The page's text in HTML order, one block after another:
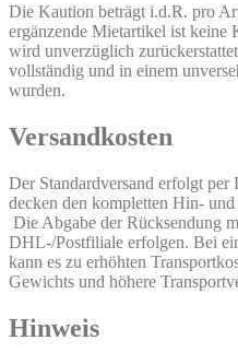
Die Kaution beträgt i.d.R. pro
ergänzende Mietartikel ist
wird unverzüglich
vollständig und in einem
wurden.
Versandkosten
Der Standardversand erfolgt
decken den kompletten Hin-
Die Abgabe der Rücksendung
DHL-/Postfiliale erfolgen. Bei
kann es zu erhöhten
Gewichts und höhere
Hinweis